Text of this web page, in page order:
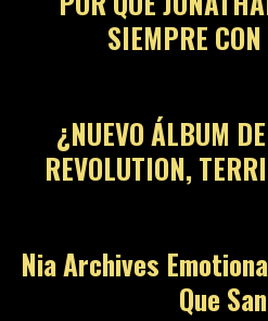
SIEMPRE
¿NUEVO ÁLBUM
REVOLUTION,
Nia Archives
Que